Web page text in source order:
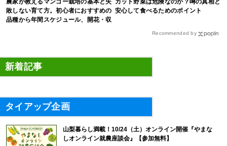
農家が教えるマンゴー栽培の基本と失
敗しない育て方。初心者におすすめの
品種から年間スケジュール、開花・収
カット野菜は危険なのか？噂の真相と
安心して食べるためのポイント
Recommended by
新着記事
タイアップ企画
山梨暮らし満載！10/24（土）オンライン開催『やまな
しオンライン就農座談会』【参加無料】